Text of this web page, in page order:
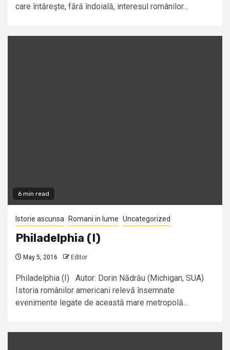
care întăreşte, fără îndoială, interesul românilor...
6 min read
Istorie ascunsa Romani in lume Uncategorized
Philadelphia (I)
May 5, 2016 Editor
Philadelphia (I) Autor: Dorin Nădrău (Michigan, SUA)
Istoria românilor americani relevă însemnate
evenimente legate de această mare metropolă...